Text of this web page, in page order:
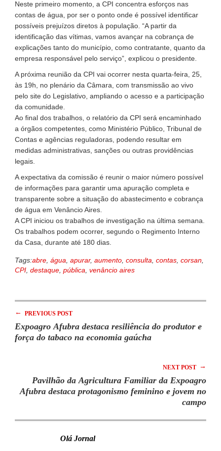
Neste primeiro momento, a CPI concentra esforços nas
contas de água, por ser o ponto onde é possível identificar
possíveis prejuízos diretos à população. “A partir da
identificação das vítimas, vamos avançar na cobrança de
explicações tanto do município, como contratante, quanto da
empresa responsável pelo serviço”, explicou o presidente.
A próxima reunião da CPI vai ocorrer nesta quarta-feira, 25,
às 19h, no plenário da Câmara, com transmissão ao vivo
pelo site do Legislativo, ampliando o acesso e a participação
da comunidade.
Ao final dos trabalhos, o relatório da CPI será encaminhado
a órgãos competentes, como Ministério Público, Tribunal de
Contas e agências reguladoras, podendo resultar em
medidas administrativas, sanções ou outras providências
legais.
A expectativa da comissão é reunir o maior número possível
de informações para garantir uma apuração completa e
transparente sobre a situação do abastecimento e cobrança
de água em Venâncio Aires.
A CPI iniciou os trabalhos de investigação na última semana.
Os trabalhos podem ocorrer, segundo o Regimento Interno
da Casa, durante até 180 dias.
Tags:abre água apurar, aumento consulta contas corsan
CPI destaque pública venâncio aires
← PREVIOUS POST
Expoagro Afubra destaca resiliência do produtor e
força do tabaco na economia gaúcha
NEXT POST →
Pavilhão da Agricultura Familiar da Expoagro
Afubra destaca protagonismo feminino e jovem no
campo
Olá Jornal